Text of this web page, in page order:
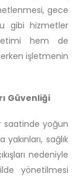
gece
gibi hizmetler
hem de
işletmenin
Güvenliği
saatinde yoğun
sağlık
nedeniyle
yönetilmesi